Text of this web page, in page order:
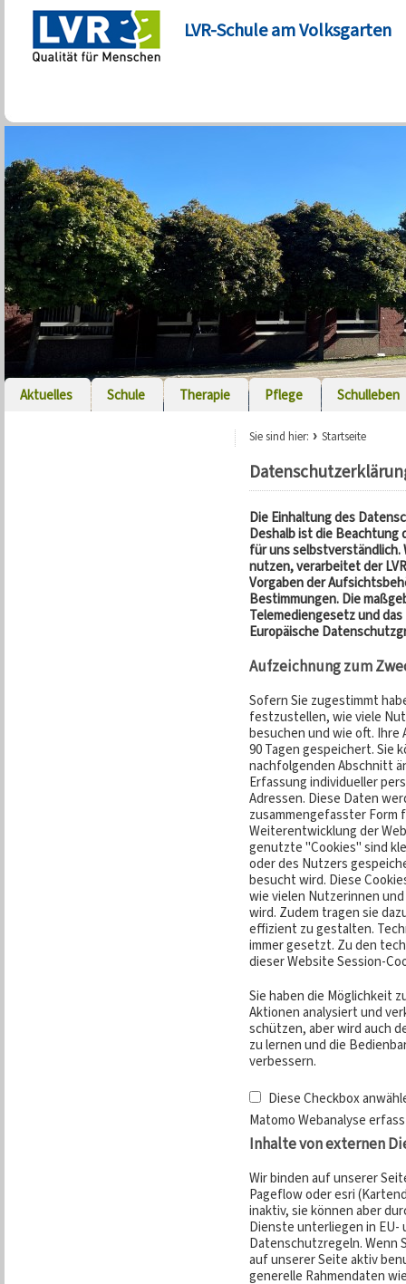
LVR-Schule am Volksgarten
Aktuelles Schule Therapie Pflege Schulleben
Sie sind hier: Startseite
Die Einhaltung des
Deshalb ist die
für uns selbstverständlich.
nutzen, verarbeitet der
Vorgaben der
Bestimmungen. Die
Telemediengesetz und
Europäische
Aufzeichnung zum
Sofern Sie zugestimmt
festzustellen, wie viele
besuchen und wie oft.
90 Tagen gespeichert. Sie
nachfolgenden Abschnitt
Erfassung individueller
Adressen. Diese Daten
zusammengefasster
Weiterentwicklung der
genutzte "Cookies" sind
oder des Nutzers
besucht wird. Diese
wie vielen Nutzerinnen
wird. Zudem tragen sie
effizient zu gestalten.
immer gesetzt. Zu den
dieser Website Session-
Sie haben die Möglichkeit
Aktionen analysiert und
schützen, aber wird auch
zu lernen und die
verbessern.
Diese Checkbox
Matomo Webanalyse
Inhalte von externen
Wir binden auf unserer
Pageflow oder esri
inaktiv, sie können aber
Dienste unterliegen in EU-
Datenschutzregeln. Wenn
auf unserer Seite aktiv
generelle Rahmendaten